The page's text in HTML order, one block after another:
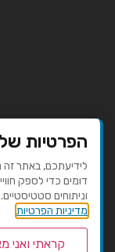
הפרטיות
דומים כדי לספק
וניתוחים
מדיניות הפרטיות
קראתי ואני